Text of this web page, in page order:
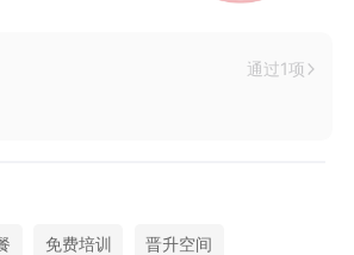
通过1项
免费培训 晋升空间